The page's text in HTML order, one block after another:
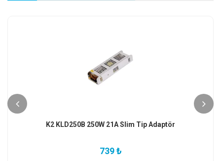
K2 KLD250B 250W 21A Slim Tip Adaptör
739 ₺